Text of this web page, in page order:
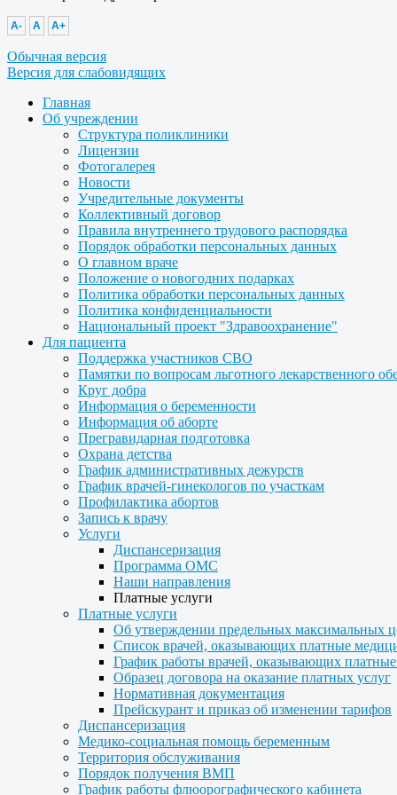
A- A A+
Обычная версия
Версия для слабовидящих
Главная
Об учреждении
Структура поликлиники
Лицензии
Фотогалерея
Новости
Учредительные документы
Коллективный договор
Правила внутреннего трудового распорядка
Порядок обработки персональных данных
О главном враче
Положение о новогодних подарках
Политика обработки персональных данных
Политика конфиденциальности
Национальный проект "Здравоохранение"
Для пациента
Поддержка участников СВО
Памятки по вопросам льготного лекарственного
Круг добра
Информация о беременности
Информация об аборте
Прегравидарная подготовка
Охрана детства
График административных дежурств
График врачей-гинекологов по участкам
Профилактика абортов
Запись к врачу
Услуги
Диспансеризация
Программа ОМС
Наши направления
Платные услуги
Платные услуги
Об утверждении предельных максимальных
Список врачей, оказывающих платные
График работы врачей, оказывающих
Образец договора на оказание платных услуг
Нормативная документация
Прейскурант и приказ об изменении тарифов
Диспансеризация
Медико-социальная помощь беременным
Территория обслуживания
Порядок получения ВМП
График работы флюорографического кабинета